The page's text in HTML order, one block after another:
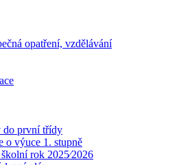
opatření, vzdělávání
do první třídy
o výuce 1. stupně
rok 2025⁄2026